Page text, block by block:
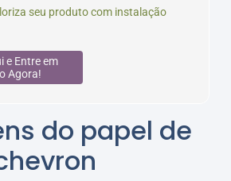
seu produto com instalação
e Entre em
Agora!
do papel de